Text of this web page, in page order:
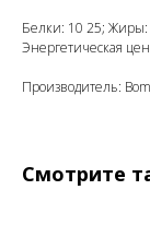
Белки: 10 25;
Энергетическая
Производитель:
Смотрите